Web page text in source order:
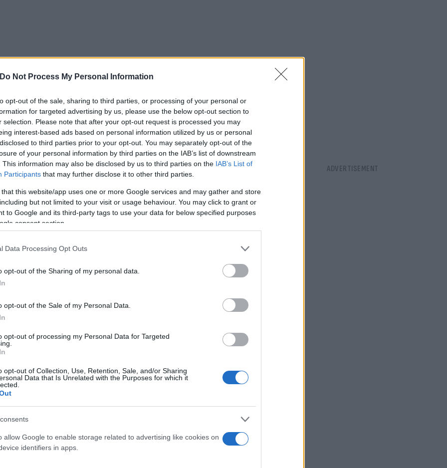
Do Not Process My Personal Information
opt-out of the sale, sharing to third parties, or processing of your personal or
for targeted advertising by us, please use the below opt-out section to
selection. Please note that after your opt-out request is processed you may
interest-based ads based on personal information utilized by us or personal
to third parties prior to your opt-out. You may separately opt-out of the
of your personal information by third parties on the IAB’s list of downstream
This information may also be disclosed by us to third parties on the IAB’s List of
Participants that may further disclose it to other third parties.
that this website/app uses one or more Google services and may gather and store
but not limited to your visit or usage behaviour. You may click to grant or
to Google and its third-party tags to use your data for below specified purposes
consent section.
Data Processing Opt Outs
opt-out of the Sharing of my personal data.
opt-out of the Sale of my Personal Data.
opt-out of processing my Personal Data for Targeted
opt-out of Collection, Use, Retention, Sale, and/or Sharing
Data that Is Unrelated with the Purposes for which it
allow Google to enable storage related to advertising like cookies on
identifiers in apps.
ακόμα κλειστή.
τμήμα του νησιού
να τοποθετηθεί μεταλλική γέφυρα στρατιωτικού τύπου για
τώρα γίνεται από παρακαμπτήρια οδό.
την Κυριακή το βράδυ δεν υπήρχε κανένα πρόβλημα στο
από το οδόστρωμα.
του νησιού. Σε όλο το υπόλοιπο δεν κατάλαβαν ότι υπήρχε
παραλίες ενώ τα πλοία έφτασαν γεμάτα κόσμο.
Flash.grστην αναζήτηση της